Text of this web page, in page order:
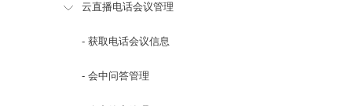
云直播电话会议管理
- 获取电话会议信息
- 会中问答管理